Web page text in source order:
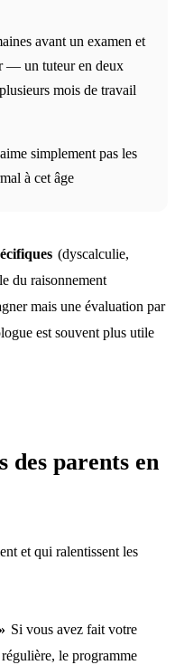
avant un examen et
— un tuteur en deux
mois de travail
simplement pas les
à cet âge
(dyscalculie,
du raisonnement
mais une évaluation par
est souvent plus utile
des parents en
et qui ralentissent les
Si vous avez fait votre
le programme